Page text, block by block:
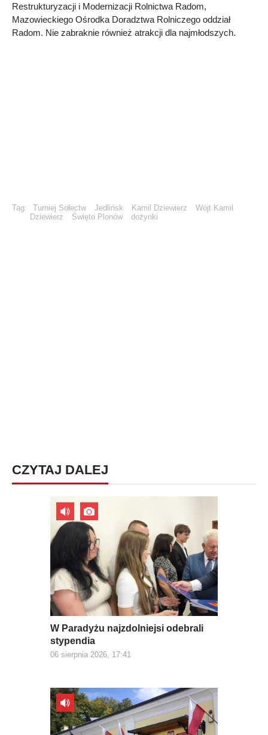
Restrukturyzacji i Modernizacji Rolnictwa Radom,
Mazowieckiego Ośrodka Doradztwa Rolniczego oddział
Radom. Nie zabraknie również atrakcji dla najmłodszych.
Tag: Turniej Sołectw Jedlińsk Kamil Dziewierz
Wójt Kamil
Dziewierz
Święto Plonów dożynki
CZYTAJ DALEJ
W Paradyżu najzdolniejsi odebrali
stypendia
06 sierpnia 2026, 17:41